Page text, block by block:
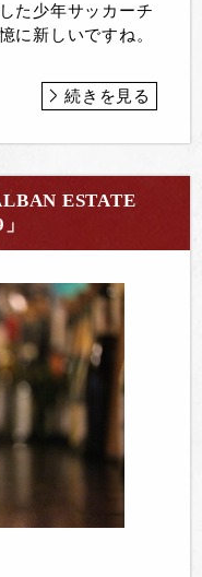
た少年サッカーチ
に新しいですね。
続きを見る
ESTATE